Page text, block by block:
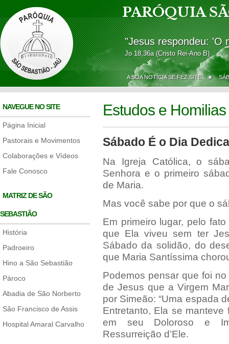
PARÓQUIA
"Jesus respondeu: 'O
Jo 18,36a (Cristo Rei-Ano B)
A BOA NOTÍCIA SE FEZ SITE ★
NAVEGUE NO SITE
Página Inicial
Pastorais e Movimentos
Colaborações e Vídeos
Fale Conosco
MATRIZ DE SÃO
SEBASTIÃO
História
Padroeiro
Hino a São Sebastião
Pároco
Abadia de São Norberto
São Francisco de Assis
Hospital Amaral Carvalho
Estudos e Homilias
Sábado É o Dia
Na Igreja Católica, o
Senhora e o primeiro
de Maria.
Mas você sabe por que o
Em primeiro lugar, pelo
que Ela viveu sem ter
Sábado da solidão, do
que Maria Santíssima
Podemos pensar que foi
de Jesus que a Virgem
por Simeão: “Uma espada
Entretanto, Ela se
em seu Doloroso e
Ressurreição d’Ele.